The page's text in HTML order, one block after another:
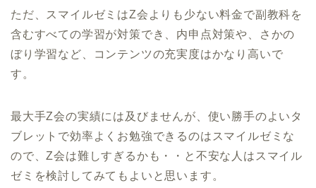
ただ、スマイルゼミはZ会よりも少ない料金で副教科を
含むすべての学習が対策でき、内申点対策や、さかの
ぼり学習など、コンテンツの充実度はかなり高いで
す。
最大手Z会の実績には及びませんが、使い勝手のよいタ
ブレットで効率よくお勉強できるのはスマイルゼミな
ので、Z会は難しすぎるかも・・と不安な人はスマイル
ゼミを検討してみてもよいと思います。